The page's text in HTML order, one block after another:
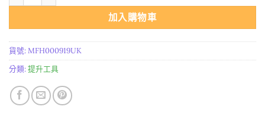
加入購物車
貨號:MFH000919UK
分類:提升工具